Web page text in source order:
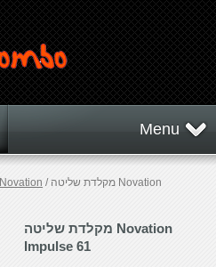
Menu
Novation / מקלדת שליטה Novation
מקלדת שליטה Novation
Impulse 61